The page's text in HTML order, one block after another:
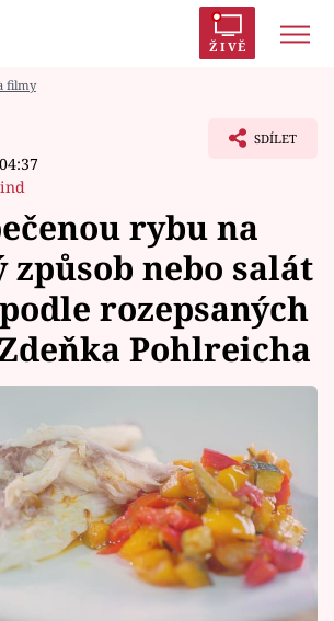
ŽIVĚ
Karlovy Vary
filmy
SDÍLET
rybu na
způsob nebo salát
rozepsaných
Pohlreicha